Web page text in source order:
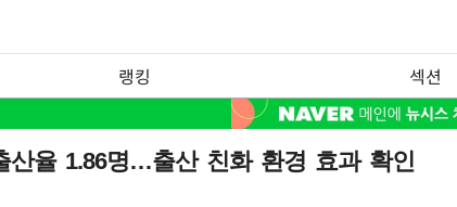
랭킹 섹션
산율 1.86명…출산 친화 환경 효과 확인